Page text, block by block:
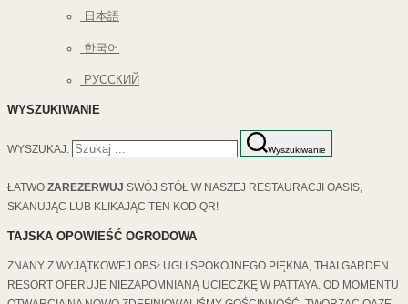
日本語
한국어
РУССКИЙ
WYSZUKIWANIE
WYSZUKAJ: Wyszukiwanie
ŁATWO ZAREZERWUJ SWÓJ STÓŁ W NASZEJ RESTAURACJI OASIS,
SKANUJĄC LUB KLIKAJĄC TEN KOD QR!
TAJSKA OPOWIEŚĆ OGRODOWA
ZNANY Z WYJĄTKOWEJ OBSŁUGI I SPOKOJNEGO PIĘKNA, THAI GARDEN
RESORT OFERUJE NIEZAPOMNIANĄ UCIECZKĘ W PATTAYA. OD MOMENTU